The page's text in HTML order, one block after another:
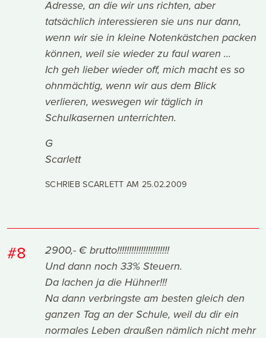
Adresse, an die wir uns richten, aber
tatsächlich interessieren sie uns nur dann,
wenn wir sie in kleine Notenkästchen packen
können, weil sie wieder zu faul waren ...
Ich geh lieber wieder off, mich macht es so
ohnmächtig, wenn wir aus dem Blick
verlieren, weswegen wir täglich in
Schulkasernen unterrichten.
G
Scarlett
SCHRIEB SCARLETT AM 25.02.2009
#8
2900,- € brutto!!!!!!!!!!!!!!!!!!!!!!
Und dann noch 33% Steuern.
Da lachen ja die Hühner!!!
Na dann verbringste am besten gleich den
ganzen Tag an der Schule, weil du dir ein
normales Leben draußen nämlich nicht mehr